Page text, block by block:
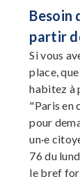
Besoin
partir
Si vous
place,
habitez à
"Paris en
pour
un·e
76 du
le bref